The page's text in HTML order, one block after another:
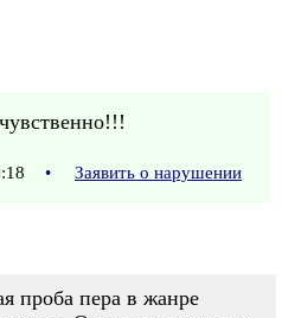
• Заявить о нарушении
проба пера в жанре